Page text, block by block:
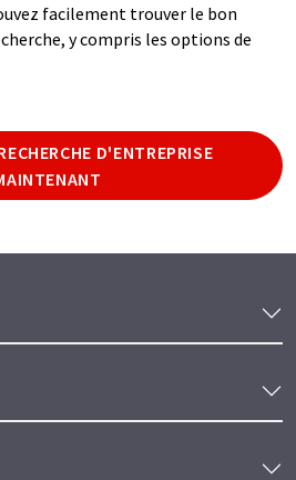
facilement trouver le bon
y compris les options de
D'ENTREPRISE